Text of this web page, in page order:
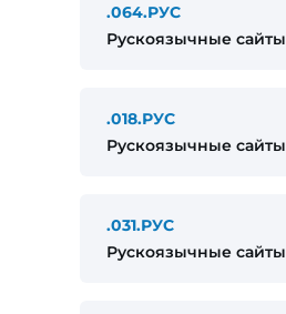
.064.РУС
Рускоязычные сайты
.018.РУС
Рускоязычные сайты
.031.РУС
Рускоязычные сайты